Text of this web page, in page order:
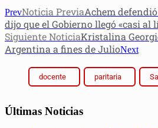
PrevNoticia PreviaAchem
dijo que el Gobierno llegó «casi al
Siguiente NoticiaKristalina
Argentina a fines de JulioNext
docente paritaria
Últimas Noticias